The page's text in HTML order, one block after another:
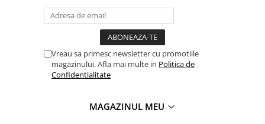
Vreau sa primesc newsletter cu promotiile
magazinului. Afla mai multe in Politica de
Confidentialitate
MAGAZINUL MEU